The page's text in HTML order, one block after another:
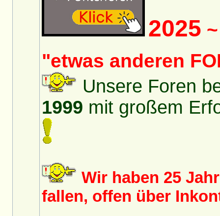
2025
"etwas anderen
Unsere Foren
1999 mit großem
Wir haben 25
fallen, offen über